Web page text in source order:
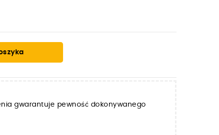
gwarantuje pewność dokonywanego